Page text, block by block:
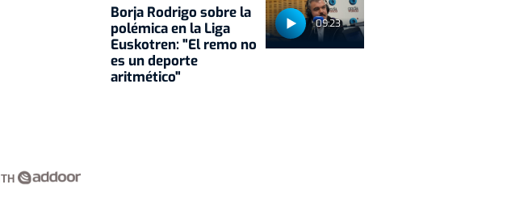
09:23
Borja Rodrigo sobre la
polémica en la Liga
Euskotren: "El remo no
es un deporte
aritmético"